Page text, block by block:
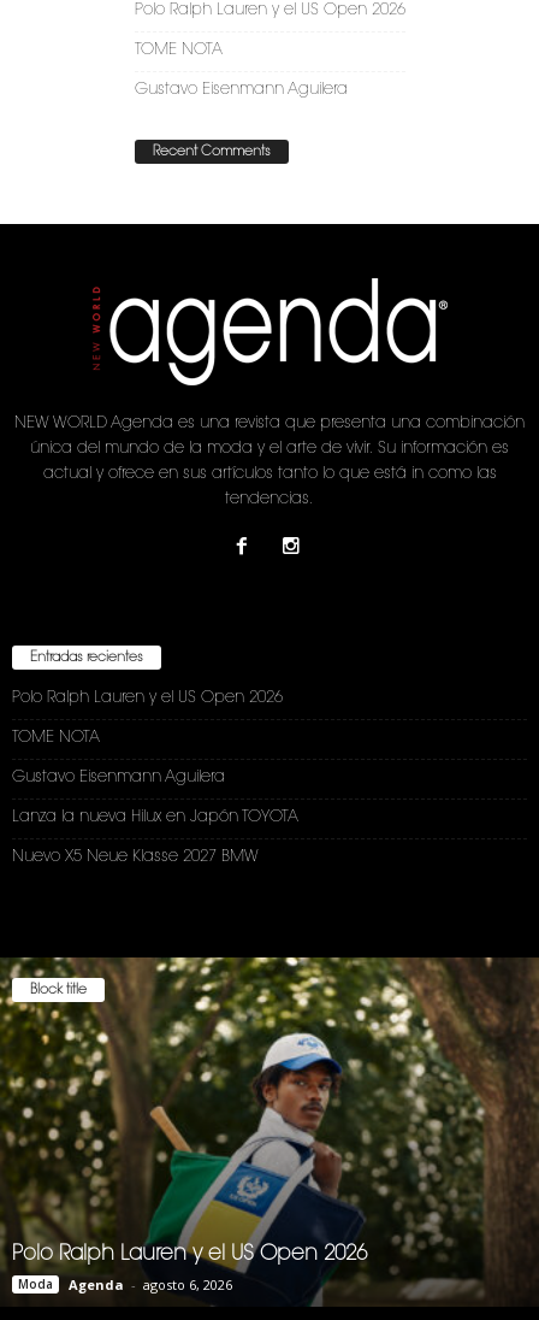
Polo Ralph Lauren y el US Open 2026
TOME NOTA
Gustavo Eisenmann Aguilera
Recent Comments
NEW WORLD Agenda es una revista que presenta una combinación
única del mundo de la moda y el arte de vivir. Su información es
actual y ofrece en sus artículos tanto lo que está in como las
tendencias.
Entradas recientes
Polo Ralph Lauren y el US Open 2026
TOME NOTA
Gustavo Eisenmann Aguilera
Lanza la nueva Hilux en Japón TOYOTA
Nuevo X5 Neue Klasse 2027 BMW
Block title
Polo Ralph Lauren y el US Open 2026
Moda Agenda - agosto 6, 2026